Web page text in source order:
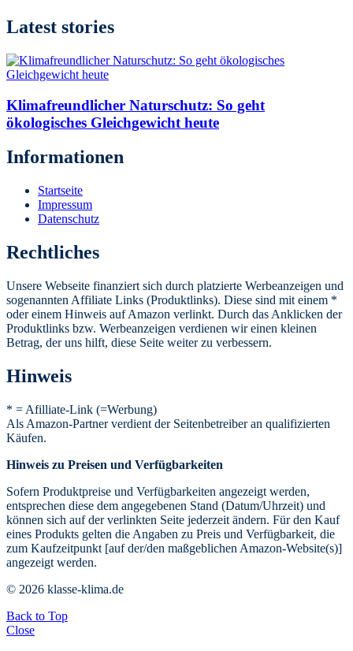
Latest stories
Klimafreundlicher Naturschutz: So geht
ökologisches Gleichgewicht heute
Informationen
Startseite
Impressum
Datenschutz
Rechtliches
Unsere Webseite finanziert sich durch platzierte Werbeanzeigen und
sogenannten Affiliate Links (Produktlinks). Diese sind mit einem *
oder einem Hinweis auf Amazon verlinkt. Durch das Anklicken der
Produktlinks bzw. Werbeanzeigen verdienen wir einen kleinen
Betrag, der uns hilft, diese Seite weiter zu verbessern.
Hinweis
* = Afilliate-Link (=Werbung)
Als Amazon-Partner verdient der Seitenbetreiber an qualifizierten
Käufen.
Hinweis zu Preisen und Verfügbarkeiten
Sofern Produktpreise und Verfügbarkeiten angezeigt werden,
entsprechen diese dem angegebenen Stand (Datum/Uhrzeit) und
können sich auf der verlinkten Seite jederzeit ändern. Für den Kauf
eines Produkts gelten die Angaben zu Preis und Verfügbarkeit, die
zum Kaufzeitpunkt [auf der/den maßgeblichen Amazon-Website(s)]
angezeigt werden.
© 2026 klasse-klima.de
Back to Top
Close